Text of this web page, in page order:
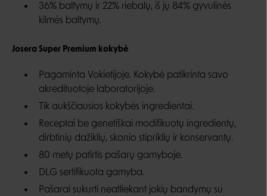
36% baltymų ir 22% riebalų, iš jų 84% gyvulinės
kilmės baltymų.
Josera Super Premium kokybė
Pagaminta Vokietijoje. Kokybė patikrinta savo
akredituotoje laboratorijoje.
Tik aukščiausios kokybės ingredientai.
Receptai be genetiškai modifikuotų ingredientų,
dirbtinių dažiklių, skonio stipriklių ir konservantų.
80 metų patirtis pašarų gamyboje.
DLG sertifikuota gamyba.
Pašarai sukurti neatliekant jokių bandymų su